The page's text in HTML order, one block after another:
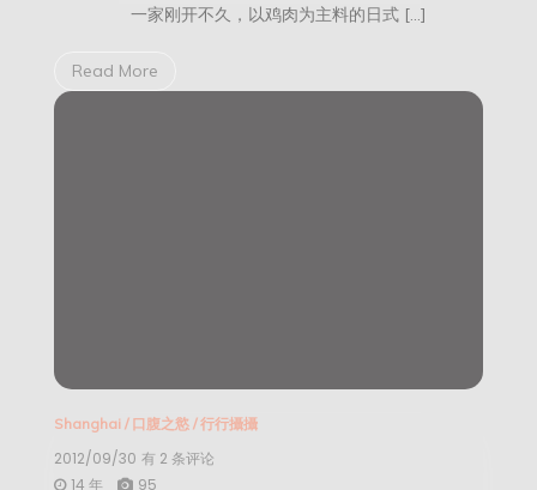
一家刚开不久，以鸡肉为主料的日式 […]
Read More
Shanghai/ 口腹之慾/行行攝攝
2012/09/30 【两
个
有 2 条评论
14 年
95